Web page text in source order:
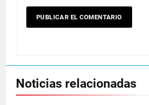
Noticias relacionadas